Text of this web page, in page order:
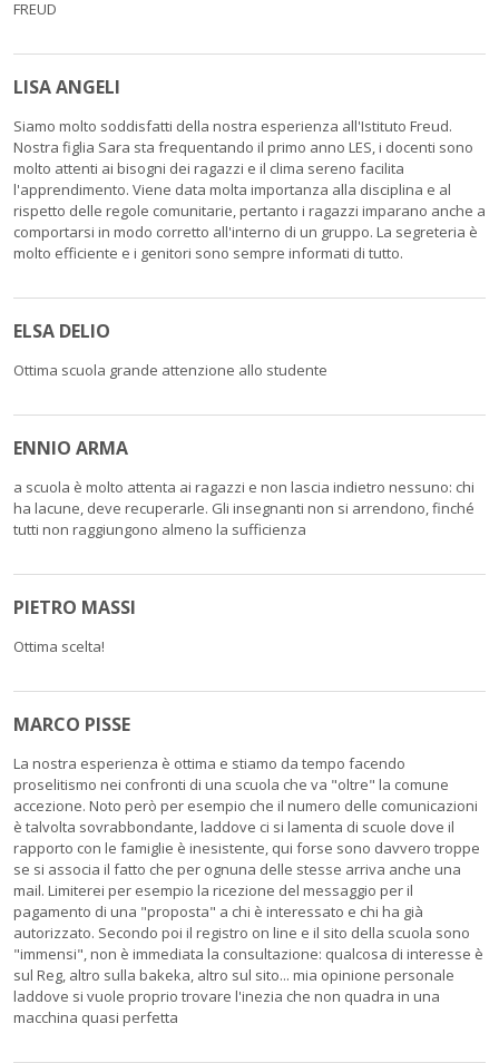
FREUD
LISA ANGELI
Siamo molto soddisfatti della nostra esperienza all'Istituto Freud.
Nostra figlia Sara sta frequentando il primo anno LES, i docenti sono
molto attenti ai bisogni dei ragazzi e il clima sereno facilita
l'apprendimento. Viene data molta importanza alla disciplina e al
rispetto delle regole comunitarie, pertanto i ragazzi imparano anche a
comportarsi in modo corretto all'interno di un gruppo. La segreteria è
molto efficiente e i genitori sono sempre informati di tutto.
ELSA DELIO
Ottima scuola grande attenzione allo studente
ENNIO ARMA
a scuola è molto attenta ai ragazzi e non lascia indietro nessuno: chi
ha lacune, deve recuperarle. Gli insegnanti non si arrendono, finché
tutti non raggiungono almeno la sufficienza
PIETRO MASSI
Ottima scelta!
MARCO PISSE
La nostra esperienza è ottima e stiamo da tempo facendo
proselitismo nei confronti di una scuola che va "oltre" la comune
accezione. Noto però per esempio che il numero delle comunicazioni
è talvolta sovrabbondante, laddove ci si lamenta di scuole dove il
rapporto con le famiglie è inesistente, qui forse sono davvero troppe
se si associa il fatto che per ognuna delle stesse arriva anche una
mail. Limiterei per esempio la ricezione del messaggio per il
pagamento di una "proposta" a chi è interessato e chi ha già
autorizzato. Secondo poi il registro on line e il sito della scuola sono
"immensi", non è immediata la consultazione: qualcosa di interesse è
sul Reg, altro sulla bakeka, altro sul sito... mia opinione personale
laddove si vuole proprio trovare l'inezia che non quadra in una
macchina quasi perfetta